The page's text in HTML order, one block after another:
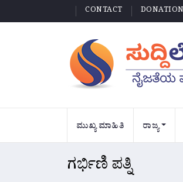
CONTACT DONATION
ಮುಖ್ಯ ಮಾಹಿತಿ ರಾಜ್ಯ
ಗರ್ಭಿಣಿ ಪತ್ನಿ